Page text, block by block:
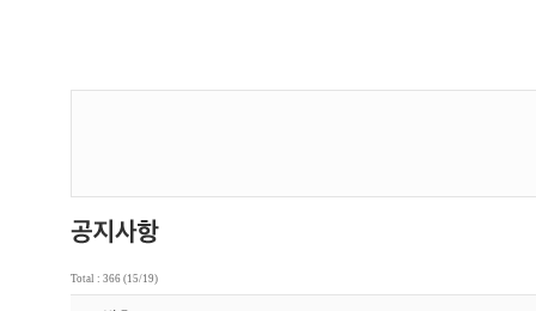
Total : 366 (15/19)